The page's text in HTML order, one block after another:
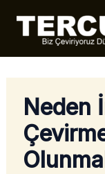
atla
Neden